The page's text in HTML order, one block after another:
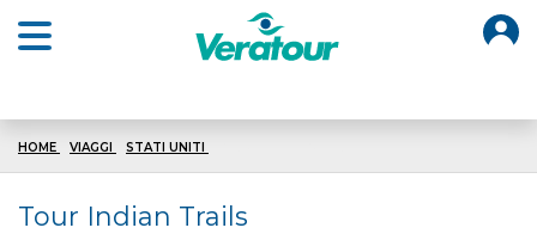
HOME VIAGGI STATI UNITI
Tour Indian Trails